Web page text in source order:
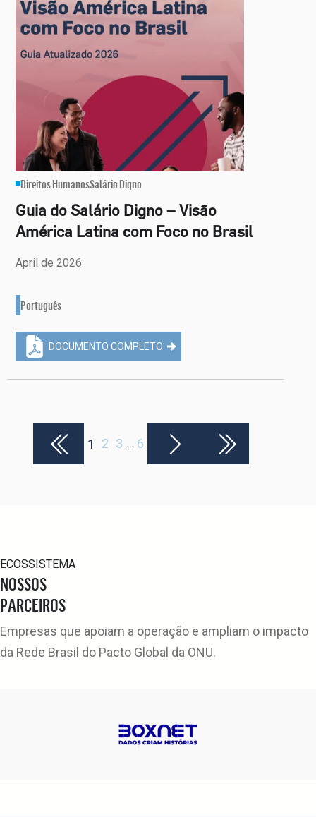
Direitos HumanosSalário Digno
Guia do Salário Digno – Visão
América Latina com Foco no Brasil
April de 2026
Português
DOCUMENTO COMPLETO
1 2 3 … 6
ECOSSISTEMA
NOSSOS
PARCEIROS
Empresas que apoiam a operação e ampliam o impacto
da Rede Brasil do Pacto Global da ONU.